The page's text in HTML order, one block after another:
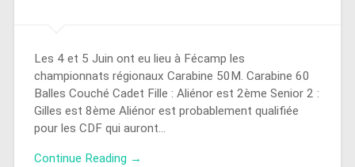
Les 4 et 5 Juin ont eu lieu à Fécamp les
championnats régionaux Carabine 50M. Carabine 60
Balles Couché Cadet Fille : Aliénor est 2ème Senior 2 :
Gilles est 8ème Aliénor est probablement qualifiée
pour les CDF qui auront…
Continue Reading →